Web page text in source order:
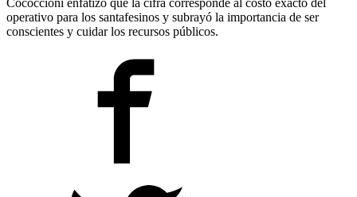
operativo para los santafesinos y subrayó la importancia de ser
conscientes y cuidar los recursos públicos.